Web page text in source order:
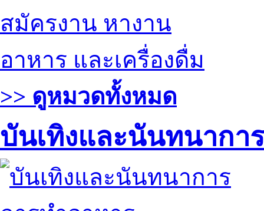
สมัครงาน หางาน
อาหาร และเครื่องดื่ม
>> ดูหมวดทั้งหมด
บันเทิงและนันทนาการ